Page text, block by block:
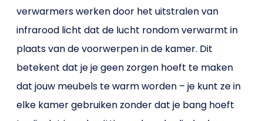
verwarmers werken door het uitstralen van
infrarood licht dat de lucht rondom verwarmt in
plaats van de voorwerpen in de kamer. Dit
betekent dat je je geen zorgen hoeft te maken
dat jouw meubels te warm worden – je kunt ze in
elke kamer gebruiken zonder dat je bang hoeft